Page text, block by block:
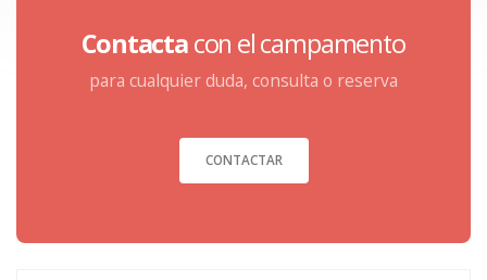
Contactacon el campamento
para cualquier duda, consulta o reserva
CONTACTAR